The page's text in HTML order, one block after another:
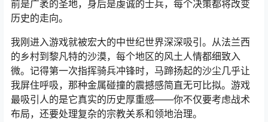
前是广袤的圣地，身后是虔诚的士兵，每个决策都将改变
历史的走向。
我刚进入游戏就被宏大的中世纪世界深深吸引。从法兰西
的乡村到黎凡特的沙漠，每个地区的风土人情都细致入
微。记得第一次指挥骑兵冲锋时，马蹄扬起的沙尘几乎让
我屏住呼吸，那种金属碰撞的震撼感简直无可比拟。游戏
最吸引人的是它真实的历史厚重感——你不仅要考虑战术
布局，还要处理复杂的宗教关系和领地治理。